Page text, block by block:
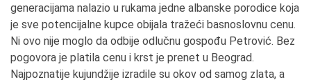
generacijama nalazio u rukama jedne albanske porodice koja
je sve potencijalne kupce obijala tražeći basnoslovnu cenu.
Ni ovo nije moglo da odbije odlučnu gospođu Petrović. Bez
pogovora je platila cenu i krst je prenet u Beograd.
Najpoznatije kujundžije izradile su okov od samog zlata, a